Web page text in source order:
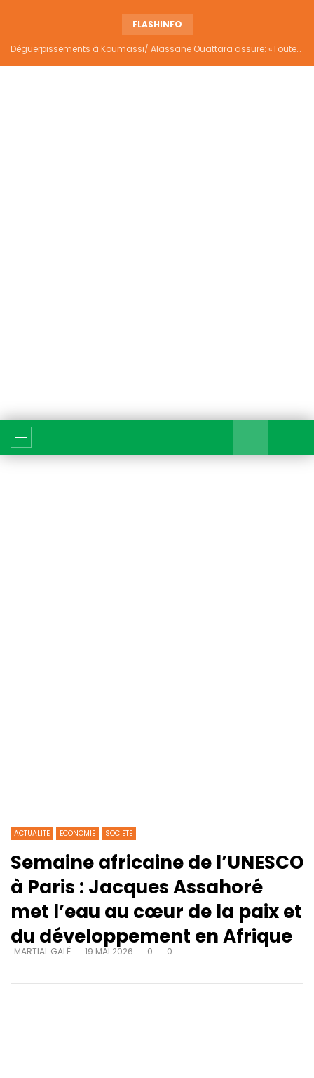
FLASHINFO
Déguerpissements à Koumassi/ Alassane Ouattara assure: «Toutes les responsabilités seront établies et elles donneront lieu aux sanctions prévues par la loi»
ACTUALITE ECONOMIE SOCIETE
Semaine africaine de l’UNESCO
à Paris : Jacques Assahoré
met l’eau au cœur de la paix et
du développement en Afrique
MARTIAL GALÉ 19 MAI 2026 0 0